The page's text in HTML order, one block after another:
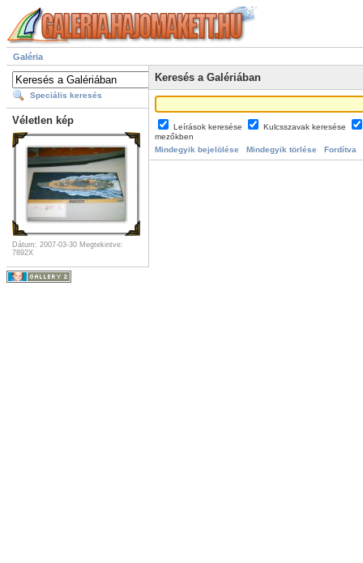
Galéria
Speciális keresés
Véletlen kép
Dátum: 2007-03-30 Megtekintve:
7892X
Keresés a Galériában
Leírások keresése
Kulcsszavak keresése
mezőkben
Mindegyik bejelölése
Mindegyik törlése Fordítva